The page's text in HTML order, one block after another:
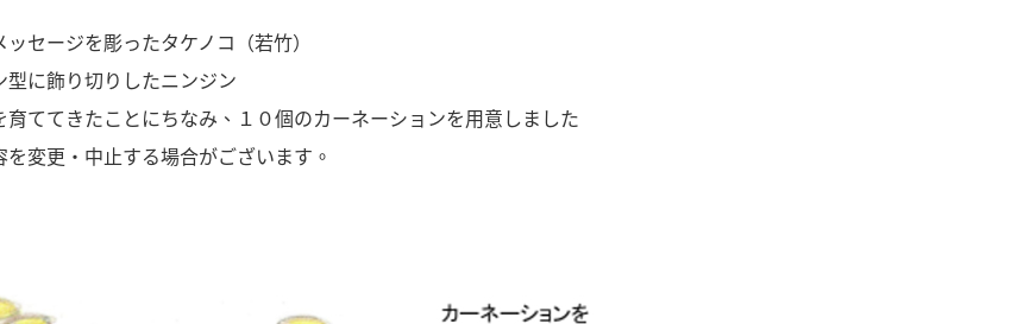
セージを彫ったタケノコ（若竹）
に飾り切りしたニンジン
てきたことにちなみ、１０個のカーネーションを用意しました
変更・中止する場合がございます。